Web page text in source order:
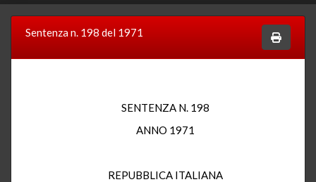
Sentenza n. 198 del 1971
SENTENZA N. 198
ANNO 1971
REPUBBLICA ITALIANA